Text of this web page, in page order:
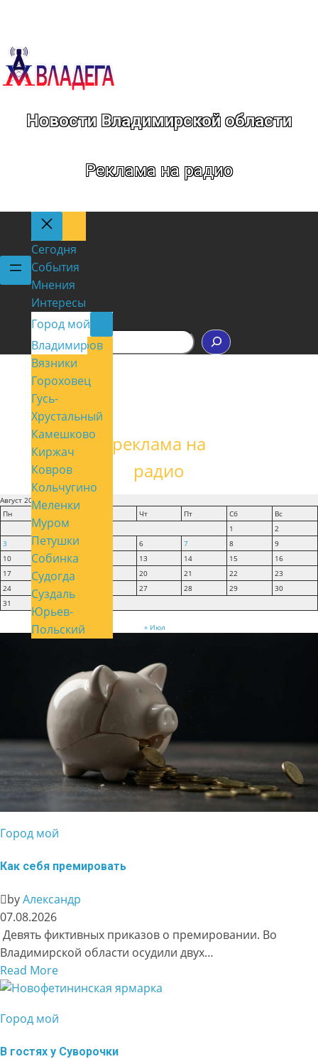
Новости Владимирской области
Реклама на радио
Сегодня
События
Мнения
Интересы
Город мой
Владимир
Александров
Вязники
Гороховец
Гусь-
Хрустальный
Камешково
Киржач
Ковров
Кольчугино
Меленки
Муром
Петушки
Собинка
Судогда
Суздаль
Юрьев-
Польский
Контакты
реклама на
радио
Август 2026
Пн
Чт Пт Сб
Вс
1
2
3
4 6 7 8
9
10
11 13 14 15
16
17
18 20 21 22
23
24
27 28 29
30
31
« Июл
Город мой
Как себя премировать
byАлександр
07.08.2026
Девять фиктивных приказов о премировании. Во
Владимирской области осудили двух…
Read More
Город мой
В гостях у Суворочки